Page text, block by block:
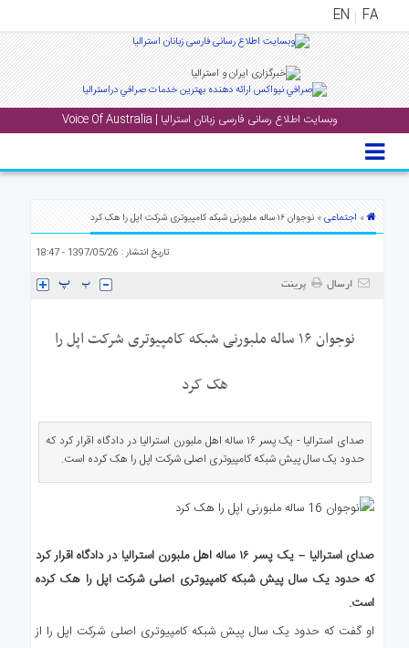
FA
EN
وبسایت اطلاع رسانی فارسی زبانان استرالیا | Voice Of Australia
منوی
اصلی
ارتباط
» اجتماعی» نوجوان ۱۶ ساله ملبورنی شبکه کامپیوتری شرکت اپل را هک کرد
تاریخ انتشار : 1397/05/26 - 18:47
ارسال پرینت
نوجوان ۱۶ ساله ملبورنی شبکه کامپیوتری شرکت اپل را
هک کرد
صدای استرالیا - یک پسر ۱۶ ساله اهل ملبورن استرالیا در دادگاه اقرار کرد که
حدود یک سال پیش شبکه کامپیوتری اصلی شرکت اپل را هک کرده است.
صدای استرالیا – یک پسر ۱۶ ساله اهل ملبورن استرالیا در دادگاه اقرار کرد
که حدود یک سال پیش شبکه کامپیوتری اصلی شرکت اپل را هک کرده
است.
او گفت که حدود یک سال پیش شبکه کامپیوتری اصلی شرکت اپل را از